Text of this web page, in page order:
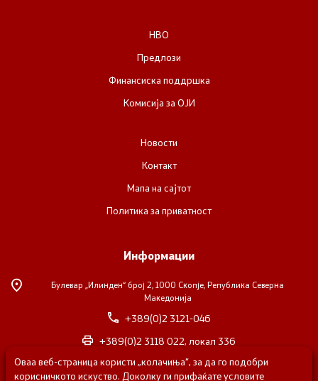
НВО
Предлози
Финансиска поддршка
Комисија за ОЈИ
Новости
Контакт
Мапа на сајтот
Политика за приватност
Информации
Булевар „Илинден“ број 2, 1000 Скопје, Република Северна
Македонија
+389(0)2 3121-046
+389(0)2 3118 022, локал 336
nvosorabotka@gs.gov.mk
Оваа веб-страница користи „колачиња“, за да го подобри
корисничкото искуство. Доколку ги прифаќате условите